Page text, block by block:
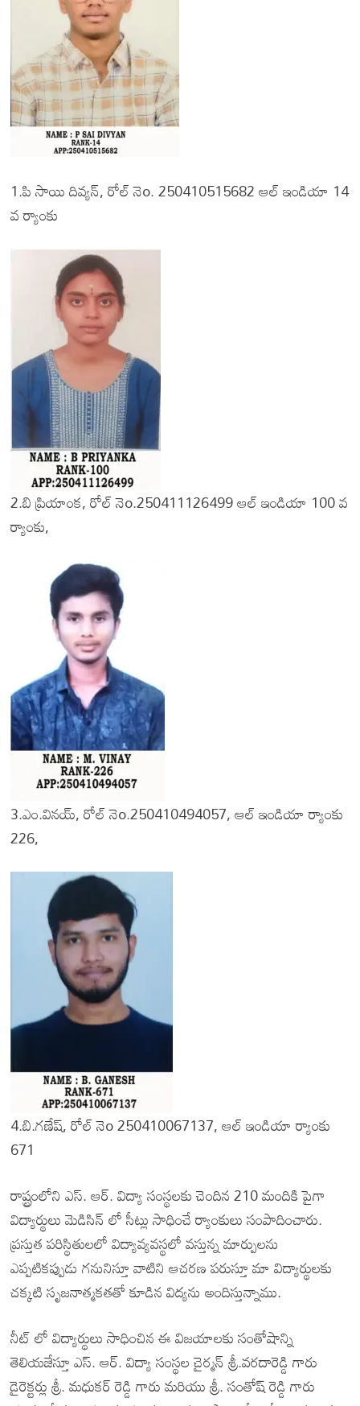
1.పి సాయి దివ్యన్, రోల్ నెo. 250410515682 ఆల్ ఇండియా 14
వ ర్యాంకు
2.బి ప్రియాంక, రోల్ నెo.250411126499 ఆల్ ఇండియా 100 వ
ర్యాంకు,
3.ఎం.వినయ్, రోల్ నెo.250410494057, ఆల్ ఇండియా ర్యాంకు
226,
4.బి.గణేష్, రోల్ నెo 250410067137, ఆల్ ఇండియా ర్యాంకు
671
రాష్ట్రంలోని ఎస్. ఆర్. విద్యా సంస్థలకు చెందిన 210 మందికి పైగా
విద్యార్థులు మెడిసిన్ లో సీట్లు సాధించే ర్యాంకులు సంపాదించారు.
ప్రస్తుత పరిస్థితులలో విద్యావ్యవస్థలో వస్తున్న మార్పులను
ఎప్పటికప్పుడు గనునిస్తూ వాటిని ఆచరణ పరుస్తూ మా విద్యార్థులకు
చక్కటి సృజనాత్మకతతో కూడిన విద్యను అందిస్తున్నాము.
నీట్ లో విద్యార్థులు సాధించిన ఈ విజయాలకు సంతోషాన్ని
తెలియజేస్తూ ఎస్. ఆర్. విద్యా సంస్థల చైర్మన్ శ్రీ.వరదారెడ్డి గారు
డైరెక్టర్లు శ్రీ. మధుకర్ రెడ్డి గారు మరియు శ్రీ. సంతోష్ రెడ్డి గారు